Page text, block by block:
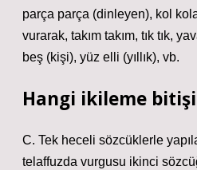
parça parça (dinleyen), kol
vurarak, takım takım, tık tık,
beş (kişi), yüz elli (yıllık), vb.
Hangi ikileme
C. Tek heceli sözcüklerle
telaffuzda vurgusu ikinci